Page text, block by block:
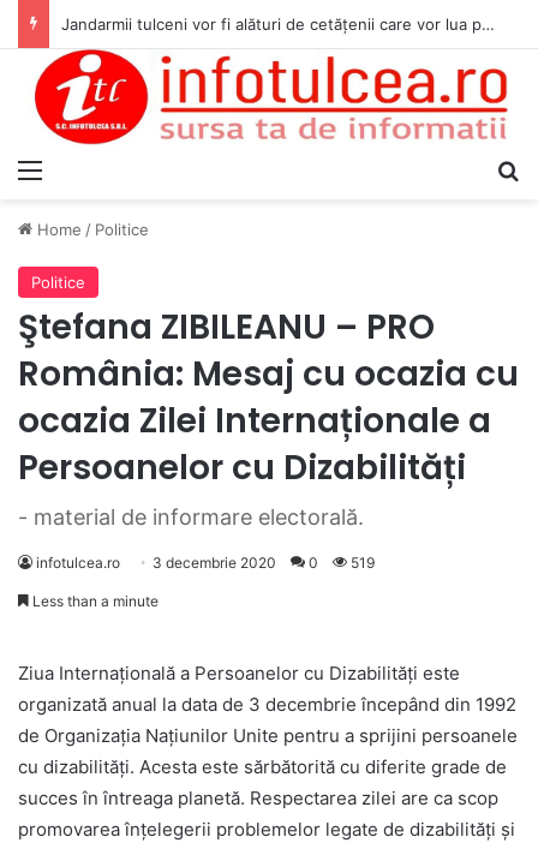
Jandarmii tulceni vor fi alături de cetățenii care vor lua parte la Festivalul Folk Țestos
Home / Politice
Politice
Ştefana ZIBILEANU – PRO
România: Mesaj cu ocazia cu
ocazia Zilei Internaționale a
Persoanelor cu Dizabilități
- material de informare electorală.
infotulcea.ro 3 decembrie 2020 0 519
Less than a minute
Ziua Internațională a Persoanelor cu Dizabilități este
organizată anual la data de 3 decembrie începând din 1992
de Organizația Națiunilor Unite pentru a sprijini persoanele
cu dizabilități. Acesta este sărbătorită cu diferite grade de
succes în întreaga planetă. Respectarea zilei are ca scop
promovarea înțelegerii problemelor legate de dizabilități și